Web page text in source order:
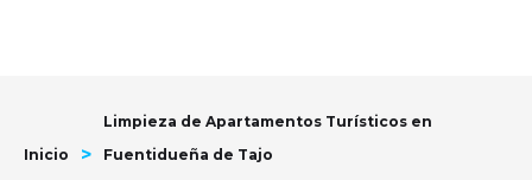
Inicio >
Limpieza de Apartamentos Turísticos en
Fuentidueña de Tajo